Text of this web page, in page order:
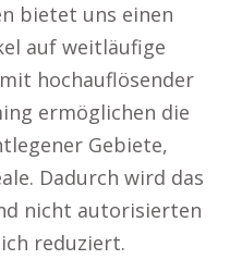
bietet uns einen
auf weitläufige
hochauflösender
ermöglichen die
Gebiete,
Dadurch wird das
nicht autorisierten
reduziert.